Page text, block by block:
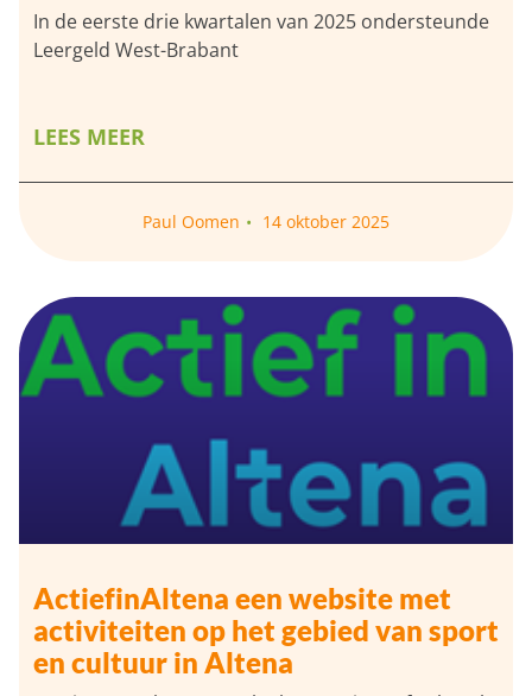
In de eerste drie kwartalen van 2025 ondersteunde
Leergeld West-Brabant
LEES MEER
Paul Oomen 14 oktober 2025
ActiefinAltena een website met
activiteiten op het gebied van sport
en cultuur in Altena